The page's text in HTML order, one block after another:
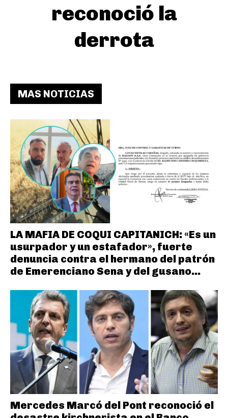
reconoció la
derrota
MAS NOTICIAS
LA MAFIA DE COQUI CAPITANICH: «Es un
usurpador y un estafador», fuerte
denuncia contra el hermano del patrón
de Emerenciano Sena y del gusano...
Mercedes Marcó del Pont reconoció el